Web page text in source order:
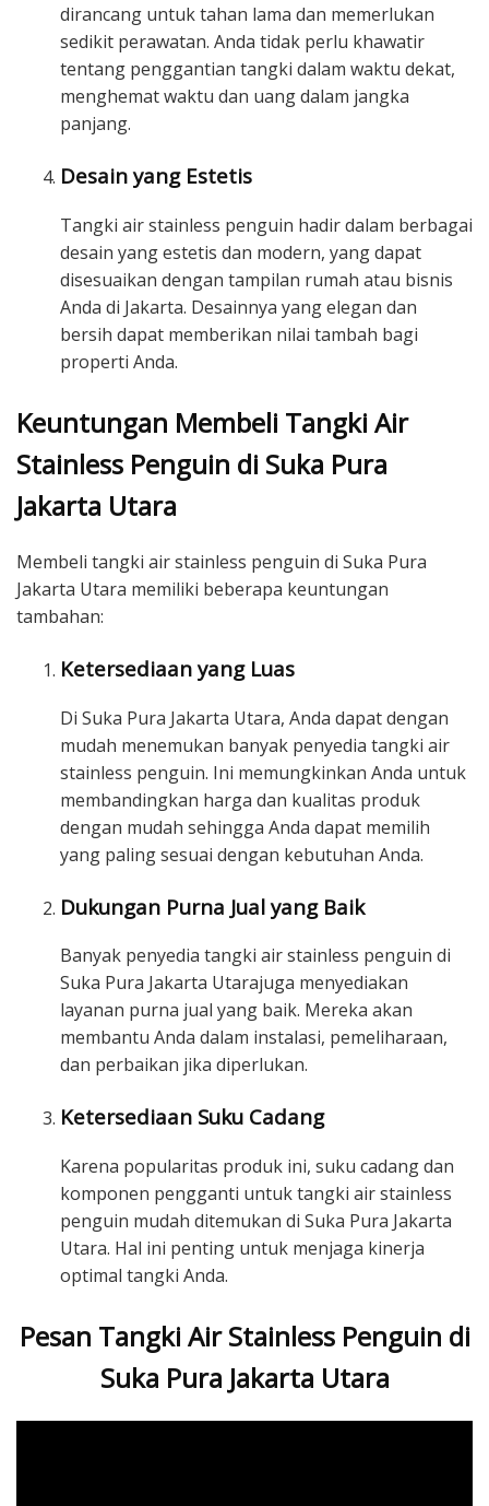
dirancang untuk tahan lama dan memerlukan
sedikit perawatan. Anda tidak perlu khawatir
tentang penggantian tangki dalam waktu dekat,
menghemat waktu dan uang dalam jangka
panjang.
Desain yang Estetis
Tangki air stainless penguin hadir dalam berbagai
desain yang estetis dan modern, yang dapat
disesuaikan dengan tampilan rumah atau bisnis
Anda di Jakarta. Desainnya yang elegan dan
bersih dapat memberikan nilai tambah bagi
properti Anda.
Keuntungan Membeli Tangki Air
Stainless Penguin di Suka Pura
Jakarta Utara
Membeli tangki air stainless penguin di Suka Pura
Jakarta Utara memiliki beberapa keuntungan
tambahan:
Ketersediaan yang Luas
Di Suka Pura Jakarta Utara, Anda dapat dengan
mudah menemukan banyak penyedia tangki air
stainless penguin. Ini memungkinkan Anda untuk
membandingkan harga dan kualitas produk
dengan mudah sehingga Anda dapat memilih
yang paling sesuai dengan kebutuhan Anda.
Dukungan Purna Jual yang Baik
Banyak penyedia tangki air stainless penguin di
Suka Pura Jakarta Utarajuga menyediakan
layanan purna jual yang baik. Mereka akan
membantu Anda dalam instalasi, pemeliharaan,
dan perbaikan jika diperlukan.
Ketersediaan Suku Cadang
Karena popularitas produk ini, suku cadang dan
komponen pengganti untuk tangki air stainless
penguin mudah ditemukan di Suka Pura Jakarta
Utara. Hal ini penting untuk menjaga kinerja
optimal tangki Anda.
Pesan Tangki Air Stainless Penguin di
Suka Pura Jakarta Utara